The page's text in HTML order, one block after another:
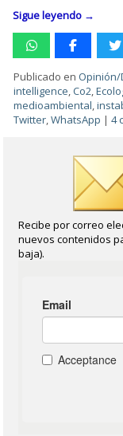
Sigue leyendo →
Publicado en
intelligence,Co2,
medioambiental,
Twitter,WhatsApp |4
Recibe por correo
nuevos contenidos
baja).